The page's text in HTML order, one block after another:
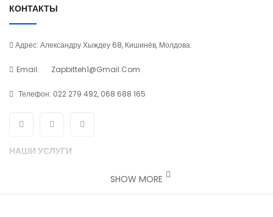
КОНТАКТЫ
Адрес: Александру Хыждеу 68, Кишинёв, Молдова.
Email: Zapbitteh1@gmail.com
Телефон: 022 279 492, 068 688 165
НАШИ УСЛУГИ
SHOW MORE